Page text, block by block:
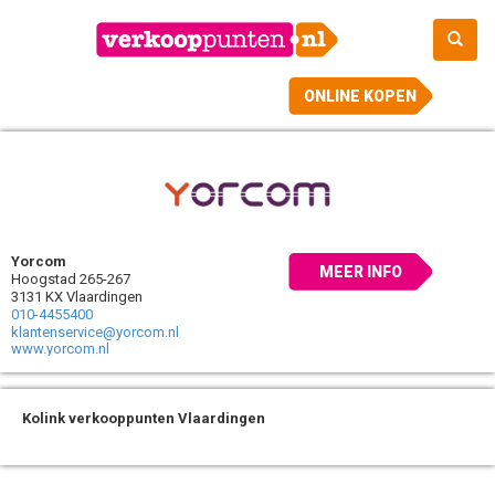
ONLINE KOPEN
Yorcom
Hoogstad 265-267
3131 KX Vlaardingen
010-4455400
klantenservice@yorcom.nl
www.yorcom.nl
MEER INFO
Kolink verkooppunten Vlaardingen